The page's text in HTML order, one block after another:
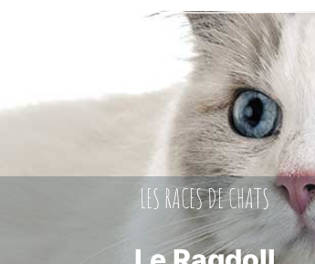
LES RACES DE CHATS